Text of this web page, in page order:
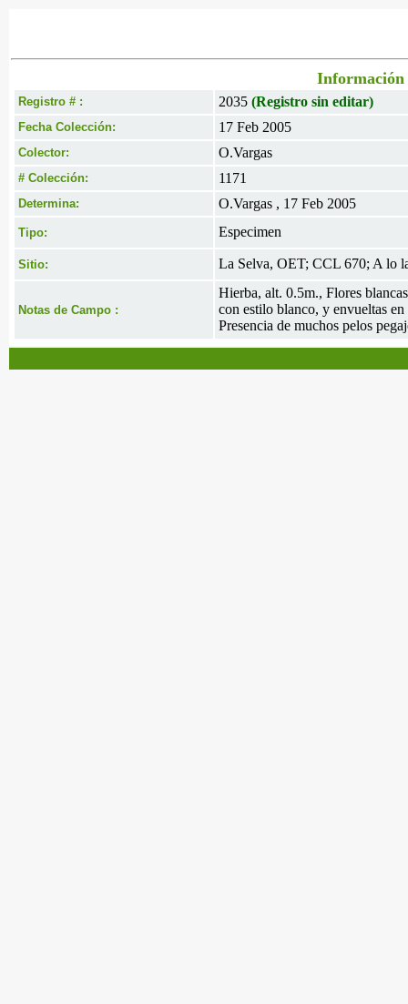
Información
Registro # : 2035 (Registro sin editar)
Fecha Colección: 17 Feb 2005
Colector: O.Vargas
# Colección: 1171
Determina: O.Vargas , 17 Feb 2005
Tipo: Especimen
Sitio: La Selva, OET; CCL 670; A lo
Notas de Campo :
Hierba, alt. 0.5m., Flores
con estilo blanco, y envueltas
Presencia de muchos pelos